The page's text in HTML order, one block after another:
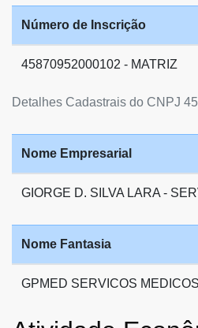
Detalhes Cadastrais do CNPJ
Número de Inscrição
45870952000102 - MATRIZ
Nome Empresarial
GIORGE D. SILVA LARA -
Nome Fantasia
GPMED SERVICOS MEDICOS